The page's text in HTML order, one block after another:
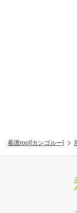
看護roo![カンゴルー]